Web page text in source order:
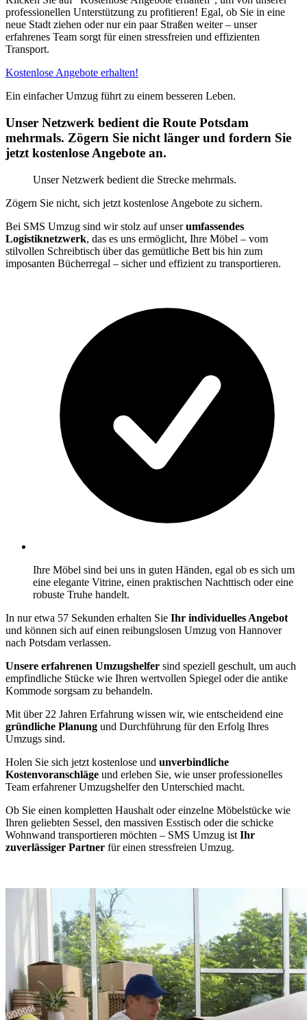
professionellen Unterstützung zu profitieren! Egal, ob Sie in eine
neue Stadt ziehen oder nur ein paar Straßen weiter – unser
erfahrenes Team sorgt für einen stressfreien und effizienten
Transport.
Kostenlose Angebote erhalten!
Ein einfacher Umzug führt zu einem besseren Leben.
Unser Netzwerk bedient die Route Potsdam
mehrmals. Zögern Sie nicht länger und fordern Sie
jetzt kostenlose Angebote an.
Unser Netzwerk bedient die Strecke mehrmals.
Zögern Sie nicht, sich jetzt kostenlose Angebote zu sichern.
Bei SMS Umzug sind wir stolz auf unserumfassendes
Logistiknetzwerk, das es uns ermöglicht, Ihre Möbel – vom
stilvollen Schreibtisch über das gemütliche Bett bis hin zum
imposanten Bücherregal – sicher und effizient zu transportieren.
Ihre Möbel sind bei uns in guten Händen, egal ob es sich um
eine elegante Vitrine, einen praktischen Nachttisch oder eine
robuste Truhe handelt.
In nur etwa 57 Sekunden erhalten Sie Ihr individuelles Angebot
und können sich auf einen reibungslosen Umzug von Hannover
nach Potsdam verlassen.
Unsere erfahrenen Umzugshelfer sind speziell geschult, um auch
empfindliche Stücke wie Ihren wertvollen Spiegel oder die antike
Kommode sorgsam zu behandeln.
Mit über 22 Jahren Erfahrung wissen wir, wie entscheidend eine
gründliche Planung und Durchführung für den Erfolg Ihres
Umzugs sind.
Holen Sie sich jetzt kostenlose und unverbindliche
Kostenvoranschläge und erleben Sie, wie unser professionelles
Team erfahrener Umzugshelfer den Unterschied macht.
Ob Sie einen kompletten Haushalt oder einzelne Möbelstücke wie
Ihren geliebten Sessel, den massiven Esstisch oder die schicke
Wohnwand transportieren möchten – SMS Umzug ist Ihr
zuverlässiger Partner für einen stressfreien Umzug.